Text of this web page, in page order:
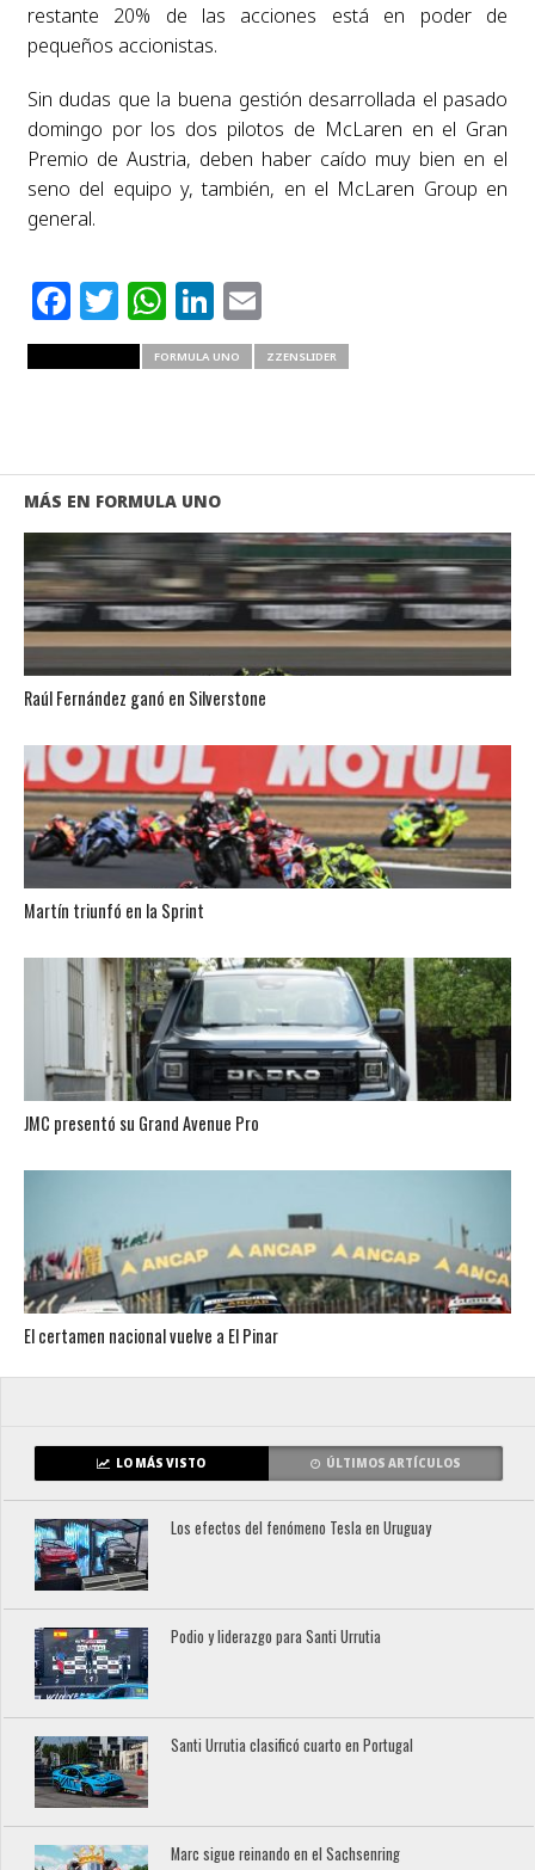
restante 20% de las acciones está en poder de
pequeños accionistas.
Sin dudas que la buena gestión desarrollada el pasado
domingo por los dos pilotos de McLaren en el Gran
Premio de Austria, deben haber caído muy bien en el
seno del equipo y, también, en el McLaren Group en
general.
Facebook
Twitter
WhatsApp
LinkedIn
Email
FORMULA UNO ZZENSLIDER
MÁS EN FORMULA UNO
Raúl Fernández ganó en Silverstone
Martín triunfó en la Sprint
JMC presentó su Grand Avenue Pro
El certamen nacional vuelve a El Pinar
LO MÁS VISTO ÚLTIMOS ARTÍCULOS
Los efectos del fenómeno Tesla en Uruguay
Podio y liderazgo para Santi Urrutia
Santi Urrutia clasificó cuarto en Portugal
Marc sigue reinando en el Sachsenring